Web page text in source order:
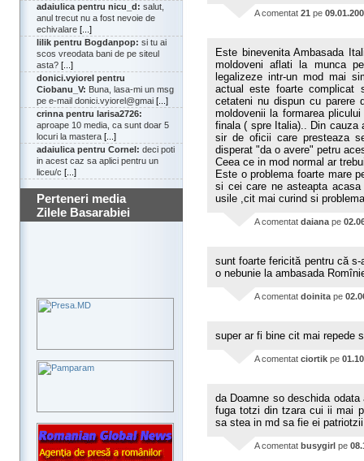
adaiulica pentru nicu_d: salut,
anul trecut nu a fost nevoie de
echivalare [...]
lilik pentru Bogdanpop: si tu ai
scos vreodata bani de pe siteul
asta? [...]
donici.vyiorel pentru
Ciobanu_V: Buna, lasa-mi un msg
pe e-mail donici.vyiorel@gmai [...]
crinna pentru larisa2726:
aproape 10 media, ca sunt doar 5
locuri la mastera [...]
adaiulica pentru Cornel: deci poti
in acest caz sa aplici pentru un
liceu/c [...]
Perteneri media
Zilele Basarabiei
A comentat 21 pe
Este binevenita Ambasada
moldoveni aflati la munca
legalizeze intr-un mod mai
actual este foarte
cetateni nu dispun cu parere
moldovenii la formarea
finala ( spre Italia).. Din cauza
sir de oficii care presteaza
disperat "da o avere" petru
Ceea ce in mod normal ar
Este o problema foarte mare
si cei care ne asteapta
usile ,cit mai curind si
A comentat daiana pe
sunt foarte fericită pentru că
o nebunie la ambasada
A comentat doinita pe
super ar fi bine cit mai repede
A comentat ciortik pe
da Doamne so deschida
fuga totzi din tzara cui ii mai
sa stea in md sa fie ei
A comentat busygirl pe